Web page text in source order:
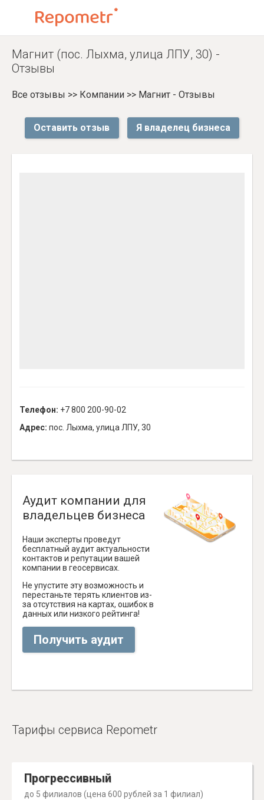
Магнит (пос. Лыхма, улица ЛПУ, 30) -
Отзывы
Все отзывы >> Компании >> Магнит - Отзывы
Оставить отзыв Я владелец бизнеса
Телефон: +7 800 200-90-02
Адрес: пос. Лыхма, улица ЛПУ, 30
Аудит компании для
владельцев бизнеса
Наши эксперты проведут
бесплатный аудит актуальности
контактов и репутации вашей
компании в геосервисах.
Не упустите эту возможность и
перестаньте терять клиентов из-
за отсутствия на картах, ошибок в
данных или низкого рейтинга!
Получить аудит
Тарифы сервиса Repometr
Прогрессивный
до 5 филиалов (цена 600 рублей за 1 филиал)